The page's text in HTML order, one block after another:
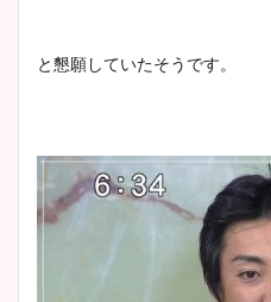
と懇願していたそうです。